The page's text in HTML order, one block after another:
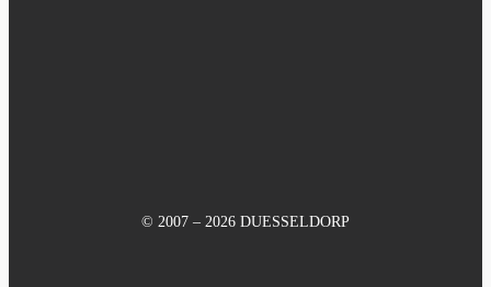
© 2007 – 2026 DUESSELDORP